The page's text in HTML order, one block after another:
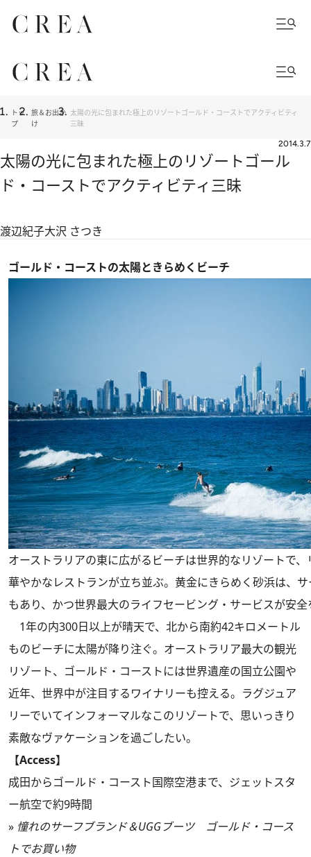
トッ
プ
旅＆お出か
け
太陽の光に包まれた極上のリゾートゴールド・コーストでアクティビティ
三昧
2014.3.7
太陽の光に包まれた極上のリゾートゴール
ド・コーストでアクティビティ三昧
渡辺紀子大沢 さつき
ゴールド・コーストの太陽ときらめくビーチ
オーストラリアの東に広がるビーチは世界的なリゾートで
華やかなレストランが立ち並ぶ。黄金にきらめく砂浜は、
もあり、かつ世界最大のライフセービング・サービスが安
1年の内300日以上が晴天で、北から南約42キロメートル
ものビーチに太陽が降り注ぐ。オーストラリア最大の観光
リゾート、ゴールド・コーストには世界遺産の国立公園や
近年、世界中が注目するワイナリーも控える。ラグジュア
リーでいてインフォーマルなこのリゾートで、思いっきり
素敵なヴァケーションを過ごしたい。
【Access】
成田からゴールド・コースト国際空港まで、ジェットスタ
ー航空で約9時間
» 憧れのサーフブランド＆UGGブーツ ゴールド・コース
トでお買い物